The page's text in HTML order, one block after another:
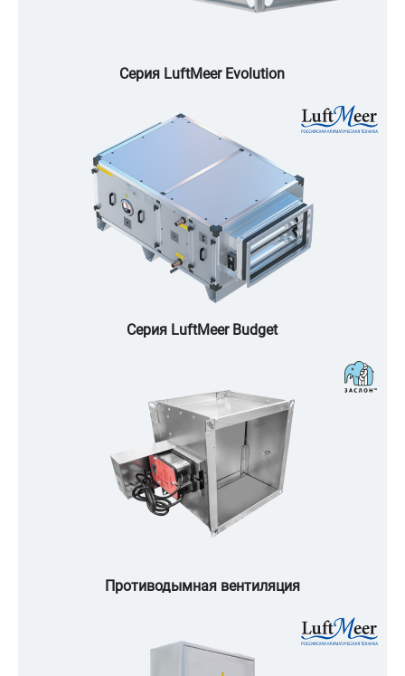
Серия LuftMeer Evolution
Серия LuftMeer Budget
Противодымная вентиляция